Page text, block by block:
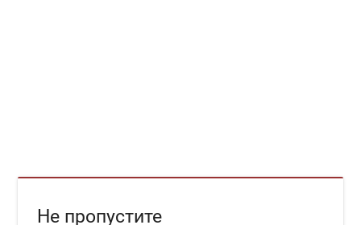
Не пропустите